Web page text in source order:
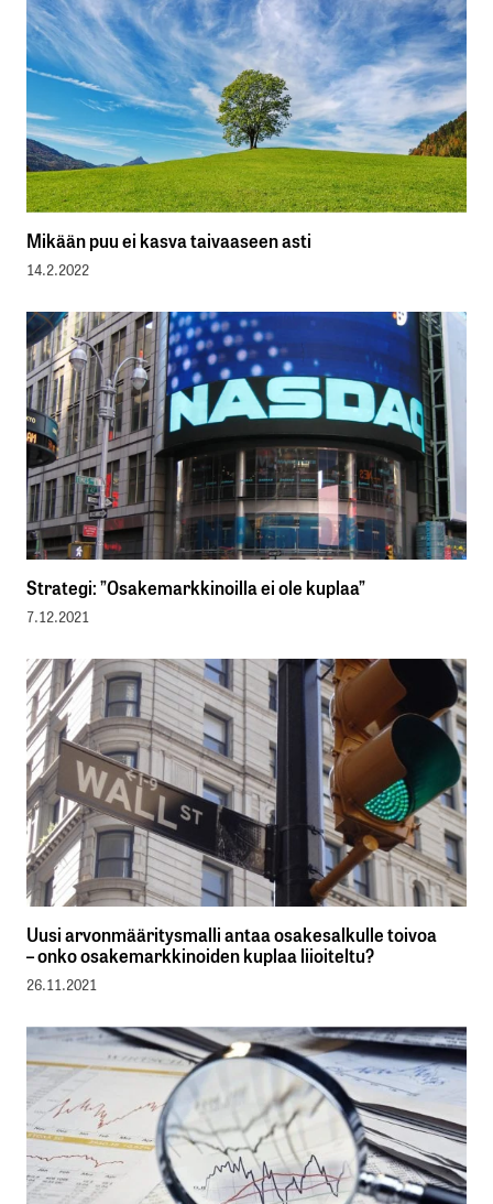
Mikään puu ei kasva taivaaseen asti
14.2.2022
Strategi: ”Osakemarkkinoilla ei ole kuplaa”
7.12.2021
Uusi arvonmääritysmalli antaa osakesalkulle toivoa
– onko osakemarkkinoiden kuplaa liioiteltu?
26.11.2021